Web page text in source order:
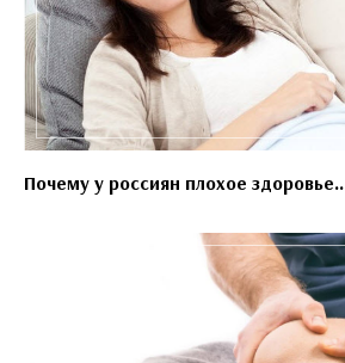
Почему у россиян плохое здоровье..